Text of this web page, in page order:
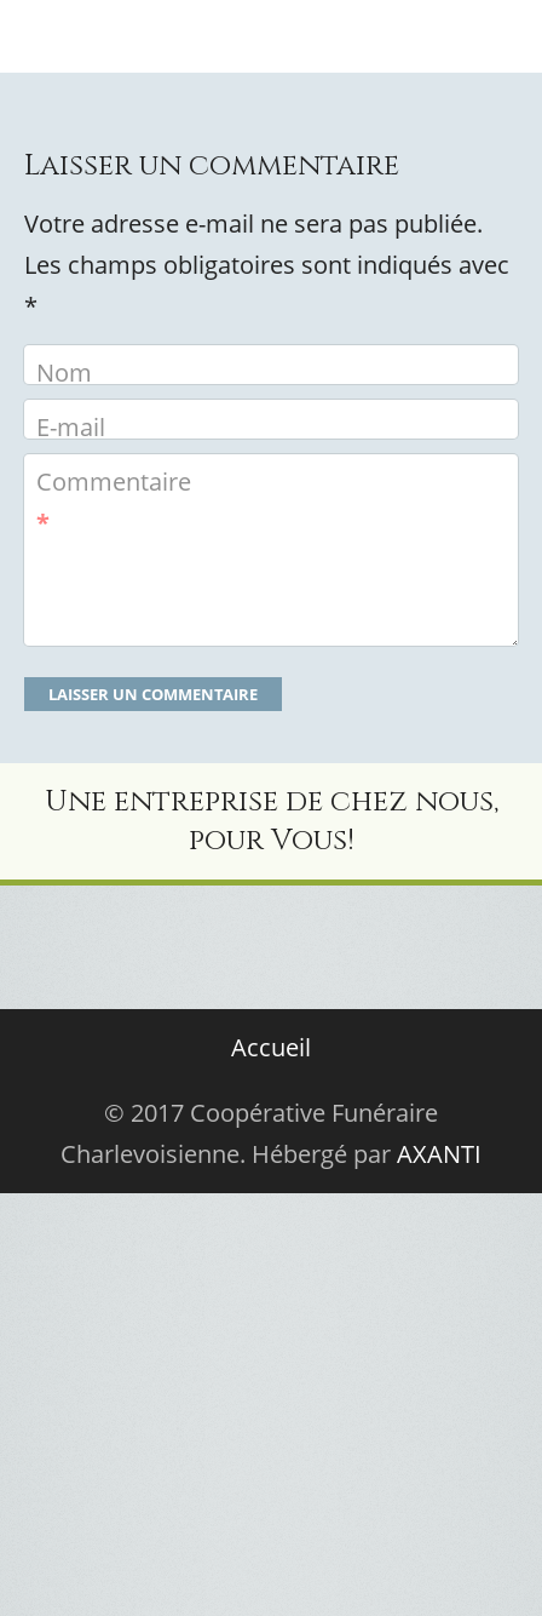
Laisser un commentaire
Votre adresse e-mail ne sera pas publiée.
Les champs obligatoires sont indiqués avec
*
Nom
E-mail
Commentaire
*
Une entreprise de chez nous,
pour Vous!
Accueil
© 2017 Coopérative Funéraire
Charlevoisienne. Hébergé parAXANTI